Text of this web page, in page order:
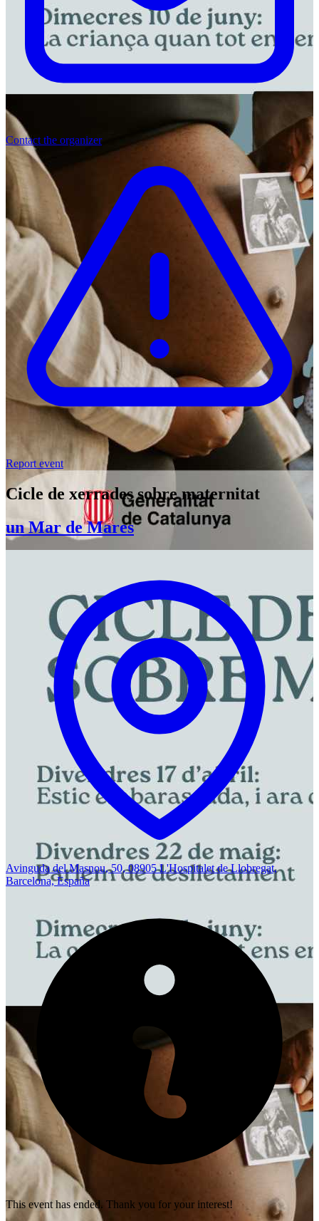
Contact the organizer
Report event
Cicle de xerrades sobre maternitat
un Mar de Mares
Avinguda del Masnou, 50, 08905 L'Hospitalet de Llobregat,
Barcelona, España
This event has ended. Thank you for your interest!